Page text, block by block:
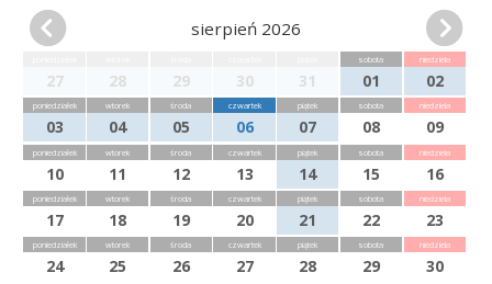
sierpień 2026
27 28 29 30 31
sobota
01
niedziela
02
poniedziałek
03
wtorek
04
środa
05
czwartek
06
piątek
07
sobota
08
niedziela
09
poniedziałek
10
wtorek
11
środa
12
czwartek
13
piątek
14
sobota
15
niedziela
16
poniedziałek
17
wtorek
18
środa
19
czwartek
20
piątek
21
sobota
22
niedziela
23
poniedziałek
24
wtorek
25
środa
26
czwartek
27
piątek
28
sobota
29
niedziela
30